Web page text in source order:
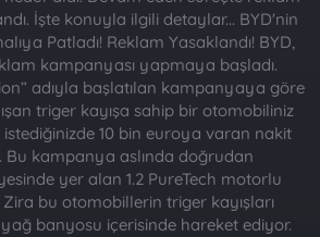
İşte konuyla ilgili detaylar... BYD'nin
Patladı! Reklam Yasaklandı! BYD,
kampanyası yapmaya başladı.
adıyla başlatılan kampanyaya göre
triger kayışa sahip bir otomobiliniz
10 bin euroya varan nakit
kampanya aslında doğrudan
yer alan 1.2 PureTech motorlu
bu otomobillerin triger kayışları
yağ banyosu içerisinde hareket ediyor.